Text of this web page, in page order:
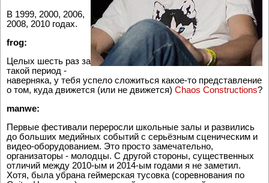
В 1999, 2000, 2006,
2008, 2010 годах.
frog:
Целых шесть раз за
такой период -
наверняка, у тебя успело сложиться какое-то представление
о том, куда движется (или не движется) Chaos Constructions?
manwe:
Первые фестивали переросли школьные залы и развились
до больших медийных событий с серьёзным сценическим и
видео-оборудованием. Это просто замечательно,
организаторы - молодцы. С другой стороны, существенных
отличий между 2010-ым и 2014-ым годами я не заметил.
Хотя, была убрана геймерская тусовка (соревнования по